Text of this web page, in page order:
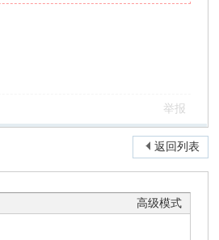
举报
返回列表
高级模式